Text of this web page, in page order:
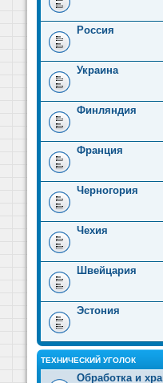
Россия
Украина
Финляндия
Франция
Черногория
Чехия
Швейцария
Эстония
ТЕХНИЧЕСКИЙ УГОЛОК
Обработка и